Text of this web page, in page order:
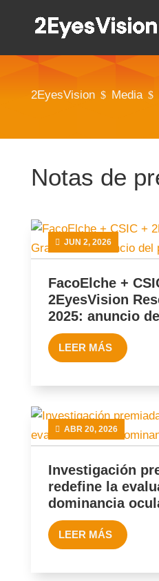
2EyesVision $ Media $
Notas de
JUN 2, 2026
FacoElche +
2EyesVision
2025: anuncio
LEER MÁS
ABR 20, 2026
Investigación
redefine la
dominancia
LEER MÁS